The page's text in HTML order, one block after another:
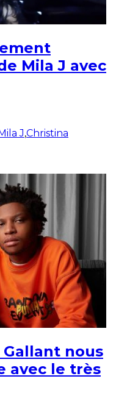
Mila J avec
Mila J,Christina
Gallant nous
avec le très